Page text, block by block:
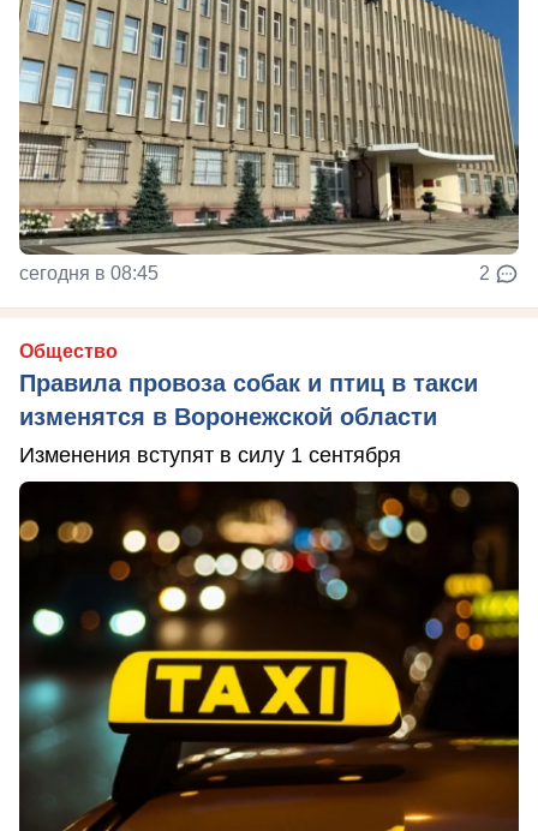
сегодня в 08:45 2
Общество
Правила провоза собак и птиц в такси
изменятся в Воронежской области
Изменения вступят в силу 1 сентября